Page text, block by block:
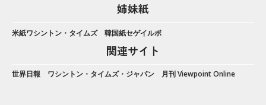
姉妹紙
米紙ワシントン・タイムズ 韓国紙セゲイルボ
関連サイト
世界日報 ワシントン・タイムズ・ジャパン 月刊 Viewpoint Online